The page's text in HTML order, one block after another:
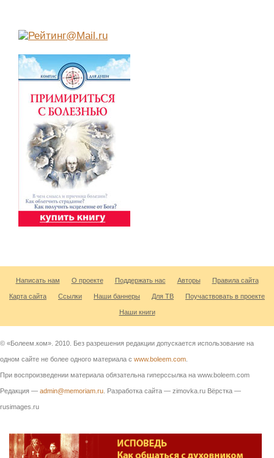
Написать нам О проекте Поддержать нас Авторы Правила сайта
Карта сайта Ссылки Наши баннеры Для ТВ Поучаствовать в проекте
Наши книги
© «Болеем.ком». 2010. Без разрешения редакции допускается использование на
одном сайте не более одного материала с www.boleem.com
При воспроизведении материала обязательна гиперссылка на www.boleem.com
Редакция — admin@memoriam.ru . Разработка сайта — zimovka.ru Вёрстка —
rusimages.ru